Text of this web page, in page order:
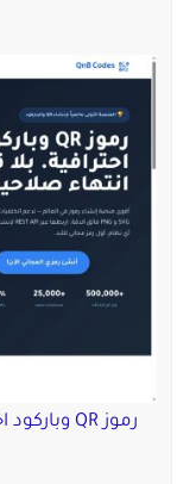
رموز QR وباركود احترافية. بلا قيود. بلا انتهاء صلاحية. للأبد.